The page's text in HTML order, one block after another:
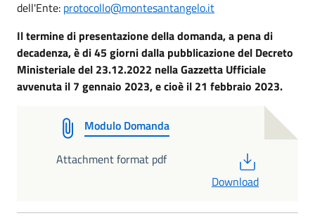
dell'Ente: protocollo@montesantangelo.it
Il termine di presentazione della domanda, a pena di
decadenza, è di 45 giorni dalla pubblicazione del Decreto
Ministeriale del 23.12.2022 nella Gazzetta Ufficiale
avvenuta il 7 gennaio 2023, e cioè il 21 febbraio 2023.
Modulo Domanda
Attachment format pdf
Download